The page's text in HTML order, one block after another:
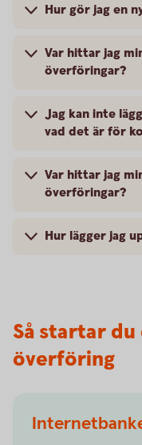
Hur gör jag en
Var hittar jag
överföringar?
Jag kan inte
vad det är för
Var hittar jag
överföringar?
Hur lägger jag
Så startar
överföring